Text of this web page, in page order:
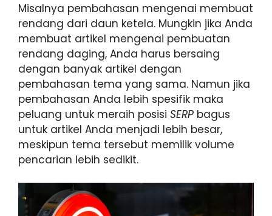
Misalnya pembahasan mengenai membuat
rendang dari daun ketela. Mungkin jika Anda
membuat artikel mengenai pembuatan
rendang daging, Anda harus bersaing
dengan banyak artikel dengan
pembahasan tema yang sama. Namun jika
pembahasan Anda lebih spesifik maka
peluang untuk meraih posisi SERP bagus
untuk artikel Anda menjadi lebih besar,
meskipun tema tersebut memilik volume
pencarian lebih sedikit.